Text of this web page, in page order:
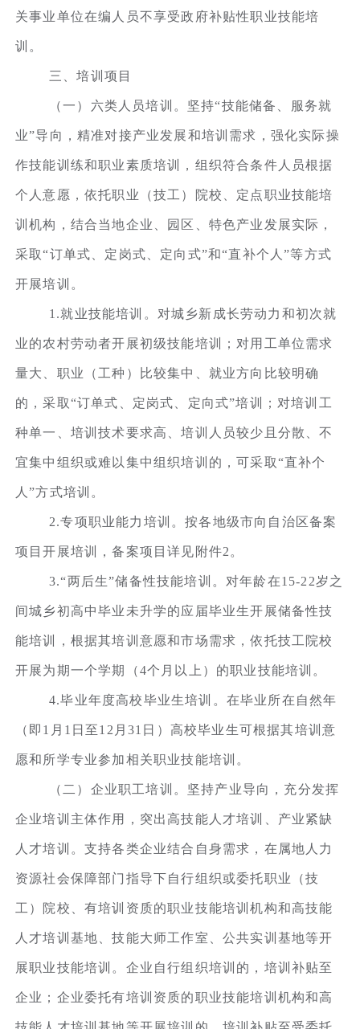
关事业单位在编人员不享受政府补贴性职业技能培
训。
三、培训项目
（一）六类人员培训。坚持“技能储备、服务就
业”导向，精准对接产业发展和培训需求，强化实际操
作技能训练和职业素质培训，组织符合条件人员根据
个人意愿，依托职业（技工）院校、定点职业技能培
训机构，结合当地企业、园区、特色产业发展实际，
采取“订单式、定岗式、定向式”和“直补个人”等方式
开展培训。
1.就业技能培训。对城乡新成长劳动力和初次就
业的农村劳动者开展初级技能培训；对用工单位需求
量大、职业（工种）比较集中、就业方向比较明确
的，采取“订单式、定岗式、定向式”培训；对培训工
种单一、培训技术要求高、培训人员较少且分散、不
宜集中组织或难以集中组织培训的，可采取“直补个
人”方式培训。
2.专项职业能力培训。按各地级市向自治区备案
项目开展培训，备案项目详见附件2。
3.“两后生”储备性技能培训。对年龄在15-22岁之
间城乡初高中毕业未升学的应届毕业生开展储备性技
能培训，根据其培训意愿和市场需求，依托技工院校
开展为期一个学期（4个月以上）的职业技能培训。
4.毕业年度高校毕业生培训。在毕业所在自然年
（即1月1日至12月31日）高校毕业生可根据其培训意
愿和所学专业参加相关职业技能培训。
（二）企业职工培训。坚持产业导向，充分发挥
企业培训主体作用，突出高技能人才培训、产业紧缺
人才培训。支持各类企业结合自身需求，在属地人力
资源社会保障部门指导下自行组织或委托职业（技
工）院校、有培训资质的职业技能培训机构和高技能
人才培训基地、技能大师工作室、公共实训基地等开
展职业技能培训。企业自行组织培训的，培训补贴至
企业；企业委托有培训资质的职业技能培训机构和高